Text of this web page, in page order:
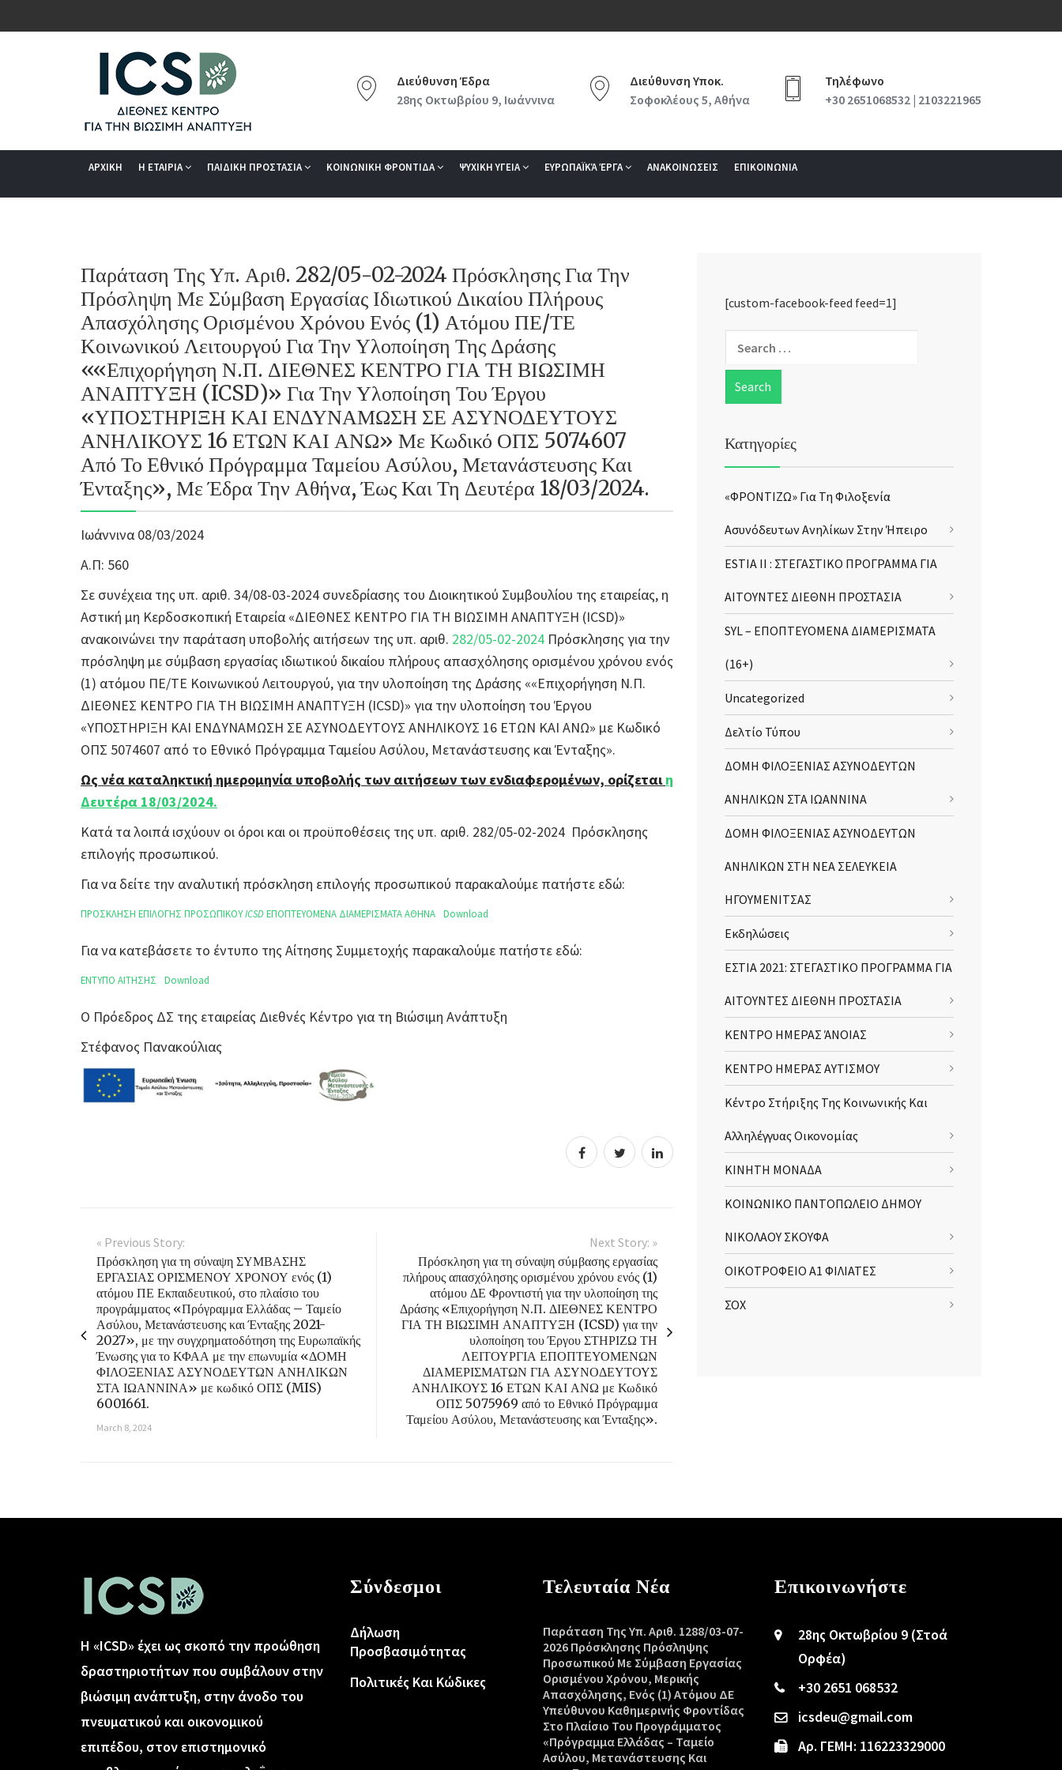
Διεύθυνση Έδρα
28ης Οκτωβρίου 9, Ιωάννινα
Διεύθυνση Υποκ.
Σοφοκλέους 5, Αθήνα
Τηλέφωνο
+30 2651068532 | 2103221965
ΑΡΧΙΚΗ Η ΕΤΑΙΡΙΑ ΠΑΙΔΙΚΗ ΠΡΟΣΤΑΣΙΑ ΚΟΙΝΩΝΙΚΗ ΦΡΟΝΤΙΔΑ ΨΥΧΙΚΗ ΥΓΕΙΑ ΕΥΡΩΠΑΪΚΆ ΈΡΓΑ ΑΝΑΚΟΙΝΩΣΕΙΣ ΕΠΙΚΟΙΝΩΝΙΑ
Παράταση Της Υπ. Αριθ. 282/05-02-2024 Πρόσκλησης Για Την
Πρόσληψη Με Σύμβαση Εργασίας Ιδιωτικού Δικαίου Πλήρους
Απασχόλησης Ορισμένου Χρόνου Ενός (1) Ατόμου ΠΕ/ΤΕ
Κοινωνικού Λειτουργού Για Την Υλοποίηση Της Δράσης
««Επιχορήγηση Ν.Π. ΔΙΕΘΝΕΣ ΚΕΝΤΡΟ ΓΙΑ ΤΗ ΒΙΩΣΙΜΗ
ΑΝΑΠΤΥΞΗ (ICSD)» Για Την Υλοποίηση Του Έργου
«ΥΠΟΣΤΗΡΙΞΗ ΚΑΙ ΕΝΔΥΝΑΜΩΣΗ ΣΕ ΑΣΥΝΟΔΕΥΤΟΥΣ
ΑΝΗΛΙΚΟΥΣ 16 ΕΤΩΝ ΚΑΙ ΑΝΩ» Με Κωδικό ΟΠΣ 5074607
Από Το Εθνικό Πρόγραμμα Ταμείου Ασύλου, Μετανάστευσης Και
Ένταξης», Με Έδρα Την Αθήνα, Έως Και Τη Δευτέρα 18/03/2024.
Ιωάννινα 08/03/2024
Α.Π: 560
Σε συνέχεια της υπ. αριθ. 34/08-03-2024 συνεδρίασης του Διοικητικού Συμβουλίου της εταιρείας, η
Αστική μη Κερδοσκοπική Εταιρεία «ΔΙΕΘΝΕΣ ΚΕΝΤΡΟ ΓΙΑ ΤΗ ΒΙΩΣΙΜΗ ΑΝΑΠΤΥΞΗ (ICSD)»
ανακοινώνει την παράταση υποβολής αιτήσεων της υπ. αριθ. 282/05-02-2024 Πρόσκλησης για την
πρόσληψη με σύμβαση εργασίας ιδιωτικού δικαίου πλήρους απασχόλησης ορισμένου χρόνου ενός
(1) ατόμου ΠΕ/ΤΕ Κοινωνικού Λειτουργού, για την υλοποίηση της Δράσης ««Επιχορήγηση Ν.Π.
ΔΙΕΘΝΕΣ ΚΕΝΤΡΟ ΓΙΑ ΤΗ ΒΙΩΣΙΜΗ ΑΝΑΠΤΥΞΗ (ICSD)» για την υλοποίηση του Έργου
«ΥΠΟΣΤΗΡΙΞΗ ΚΑΙ ΕΝΔΥΝΑΜΩΣΗ ΣΕ ΑΣΥΝΟΔΕΥΤΟΥΣ ΑΝΗΛΙΚΟΥΣ 16 ΕΤΩΝ ΚΑΙ ΑΝΩ» με Κωδικό
ΟΠΣ 5074607 από το Εθνικό Πρόγραμμα Ταμείου Ασύλου, Μετανάστευσης και Ένταξης».
Ως νέα καταληκτική ημερομηνία υποβολής των αιτήσεων των ενδιαφερομένων, ορίζεταιη
Δευτέρα 18/03/2024.
Κατά τα λοιπά ισχύουν οι όροι και οι προϋποθέσεις της υπ. αριθ. 282/05-02-2024 Πρόσκλησης
επιλογής προσωπικού.
Για να δείτε την αναλυτική πρόσκληση επιλογής προσωπικού παρακαλούμε πατήστε εδώ:
ΠΡΟΣΚΛΗΣΗ ΕΠΙΛΟΓΗΣ ΠΡΟΣΩΠΙΚΟΥICSDΕΠΟΠΤΕΥΟΜΕΝΑ ΔΙΑΜΕΡΙΣΜΑΤΑ ΑΘΗΝΑ Download
Για να κατεβάσετε το έντυπο της Αίτησης Συμμετοχής παρακαλούμε πατήστε εδώ:
ΕΝΤΥΠΟ ΑΙΤΗΣΗΣ Download
Ο Πρόεδρος ΔΣ της εταιρείας Διεθνές Κέντρο για τη Βιώσιμη Ανάπτυξη
Στέφανος Πανακούλιας
« Previous Story:
Πρόσκληση για τη σύναψη ΣΥΜΒΑΣΗΣ
ΕΡΓΑΣΙΑΣ ΟΡΙΣΜΕΝΟΥ ΧΡΟΝΟΥ ενός (1)
ατόμου ΠΕ Εκπαιδευτικού, στο πλαίσιο του
προγράμματος «Πρόγραμμα Ελλάδας – Ταμείο
Ασύλου, Μετανάστευσης και Ένταξης 2021-
2027», με την συγχρηματοδότηση της Ευρωπαϊκής
Ένωσης για το ΚΦΑΑ με την επωνυμία «ΔΟΜΗ
ΦΙΛΟΞΕΝΙΑΣ ΑΣΥΝΟΔΕΥΤΩΝ ΑΝΗΛΙΚΩΝ
ΣΤΑ ΙΩΑΝΝΙΝΑ» με κωδικό ΟΠΣ (MIS)
6001661.
March 8, 2024
Next Story: »
Πρόσκληση για τη σύναψη σύμβασης εργασίας
πλήρους απασχόλησης ορισμένου χρόνου ενός (1)
ατόμου ΔΕ Φροντιστή για την υλοποίηση της
Δράσης «Επιχορήγηση Ν.Π. ΔΙΕΘΝΕΣ ΚΕΝΤΡΟ
ΓΙΑ ΤΗ ΒΙΩΣΙΜΗ ΑΝΑΠΤΥΞΗ (ICSD) για την
υλοποίηση του Έργου ΣΤΗΡΙΖΩ ΤΗ
ΛΕΙΤΟΥΡΓΙΑ ΕΠΟΠΤΕΥΟΜΕΝΩΝ
ΔΙΑΜΕΡΙΣΜΑΤΩΝ ΓΙΑ ΑΣΥΝΟΔΕΥΤΟΥΣ
ΑΝΗΛΙΚΟΥΣ 16 ΕΤΩΝ ΚΑΙ ΑΝΩ με Κωδικό
ΟΠΣ 5075969 από το Εθνικό Πρόγραμμα
Ταμείου Ασύλου, Μετανάστευσης και Ένταξης».
[custom-facebook-feed feed=1]
Κατηγορίες
«ΦΡΟΝΤΙΖΩ» Για Τη Φιλοξενία
Ασυνόδευτων Ανηλίκων Στην Ήπειρο
ESTIA II : ΣΤΕΓΑΣΤΙΚΟ ΠΡΟΓΡΑΜΜΑ ΓΙΑ
ΑΙΤΟΥΝΤΕΣ ΔΙΕΘΝΗ ΠΡΟΣΤΑΣΙΑ
SYL – ΕΠΟΠΤΕΥΟΜΕΝΑ ΔΙΑΜΕΡΙΣΜΑΤΑ
(16+)
Uncategorized
Δελτίο Τύπου
ΔΟΜΗ ΦΙΛΟΞΕΝΙΑΣ ΑΣΥΝΟΔΕΥΤΩΝ
ΑΝΗΛΙΚΩΝ ΣΤΑ ΙΩΑΝΝΙΝΑ
ΔΟΜΗ ΦΙΛΟΞΕΝΙΑΣ ΑΣΥΝΟΔΕΥΤΩΝ
ΑΝΗΛΙΚΩΝ ΣΤΗ ΝΕΑ ΣΕΛΕΥΚΕΙΑ
ΗΓΟΥΜΕΝΙΤΣΑΣ
Εκδηλώσεις
ΕΣΤΙΑ 2021: ΣΤΕΓΑΣΤΙΚΟ ΠΡΟΓΡΑΜΜΑ ΓΙΑ
ΑΙΤΟΥΝΤΕΣ ΔΙΕΘΝΗ ΠΡΟΣΤΑΣΙΑ
ΚΕΝΤΡΟ ΗΜΕΡΑΣ ΆΝΟΙΑΣ
ΚΕΝΤΡΟ ΗΜΕΡΑΣ ΑΥΤΙΣΜΟΥ
Κέντρο Στήριξης Της Κοινωνικής Και
Αλληλέγγυας Οικονομίας
ΚΙΝΗΤΗ ΜΟΝΑΔΑ
ΚΟΙΝΩΝΙΚΟ ΠΑΝΤΟΠΩΛΕΙΟ ΔΗΜΟΥ
ΝΙΚΟΛΑΟΥ ΣΚΟΥΦΑ
ΟΙΚΟΤΡΟΦΕΙΟ Α1 ΦΙΛΙΑΤΕΣ
ΣΟΧ
Η «ICSD» έχει ως σκοπό την προώθηση
δραστηριοτήτων που συμβάλουν στην
βιώσιμη ανάπτυξη, στην άνοδο του
πνευματικού και οικονομικού
επιπέδου, στον επιστημονικό
Σύνδεσμοι
Δήλωση
Προσβασιμότητας
Πολιτικές Και Κώδικες
Τελευταία Νέα
Παράταση Της Υπ. Αριθ. 1288/03-07-
2026 Πρόσκλησης Πρόσληψης
Προσωπικού Με Σύμβαση Εργασίας
Ορισμένου Χρόνου, Μερικής
Απασχόλησης, Ενός (1) Ατόμου ΔΕ
Υπεύθυνου Καθημερινής Φροντίδας
Στο Πλαίσιο Του Προγράμματος
«Πρόγραμμα Ελλάδας – Ταμείο
Ασύλου, Μετανάστευσης Και
Επικοινωνήστε
28ης Οκτωβρίου 9 (Στοά
Ορφέα)
+30 2651 068532
icsdeu@gmail.com
Αρ. ΓΕΜΗ: 116223329000